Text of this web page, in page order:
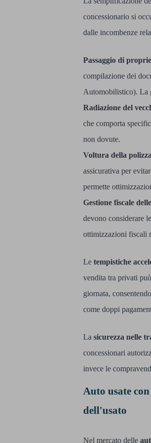
concessionario si
dalle incombenze
Passaggio di
compilazione dei
Automobilistico). La
Radiazione del
che comporta
non dovute.
Voltura della
assicurativa per
permette
Gestione fiscale
devono considerare
ottimizzazioni fiscali
Le tempistiche
vendita tra privati
giornata,
come doppi
La sicurezza nelle
concessionari
invece le
Auto usate
dell'usato
Nel mercato delle